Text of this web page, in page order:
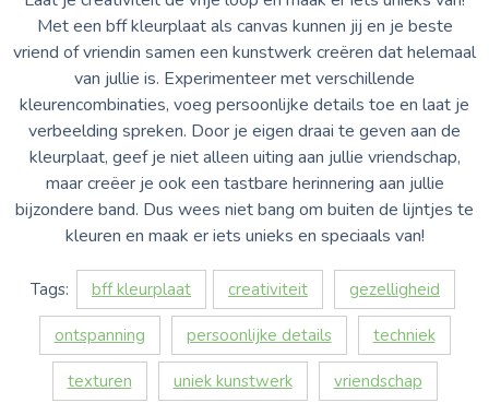
Met een bff kleurplaat als canvas kunnen jij en je beste
vriend of vriendin samen een kunstwerk creëren dat helemaal
van jullie is. Experimenteer met verschillende
kleurencombinaties, voeg persoonlijke details toe en laat je
verbeelding spreken. Door je eigen draai te geven aan de
kleurplaat, geef je niet alleen uiting aan jullie vriendschap,
maar creëer je ook een tastbare herinnering aan jullie
bijzondere band. Dus wees niet bang om buiten de lijntjes te
kleuren en maak er iets unieks en speciaals van!
Tags: bff kleurplaat creativiteit gezelligheid
ontspanning persoonlijke details techniek
texturen uniek kunstwerk vriendschap